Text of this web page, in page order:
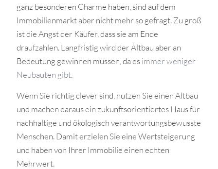
ganz besonderen Charme haben, sind auf dem
Immobilienmarkt aber nicht mehr so gefragt. Zu groß
ist die Angst der Käufer, dass sie am Ende
draufzahlen. Langfristig wird der Altbau aber an
Bedeutung gewinnen müssen, da esimmer weniger
Neubauten gibt.
Wenn Sie richtig clever sind, nutzen Sie einen Altbau
und machen daraus ein zukunftsorientiertes Haus für
nachhaltige und ökologisch verantwortungsbewusste
Menschen. Damit erzielen Sie eine Wertsteigerung
und haben von Ihrer Immobilie einen echten
Mehrwert.